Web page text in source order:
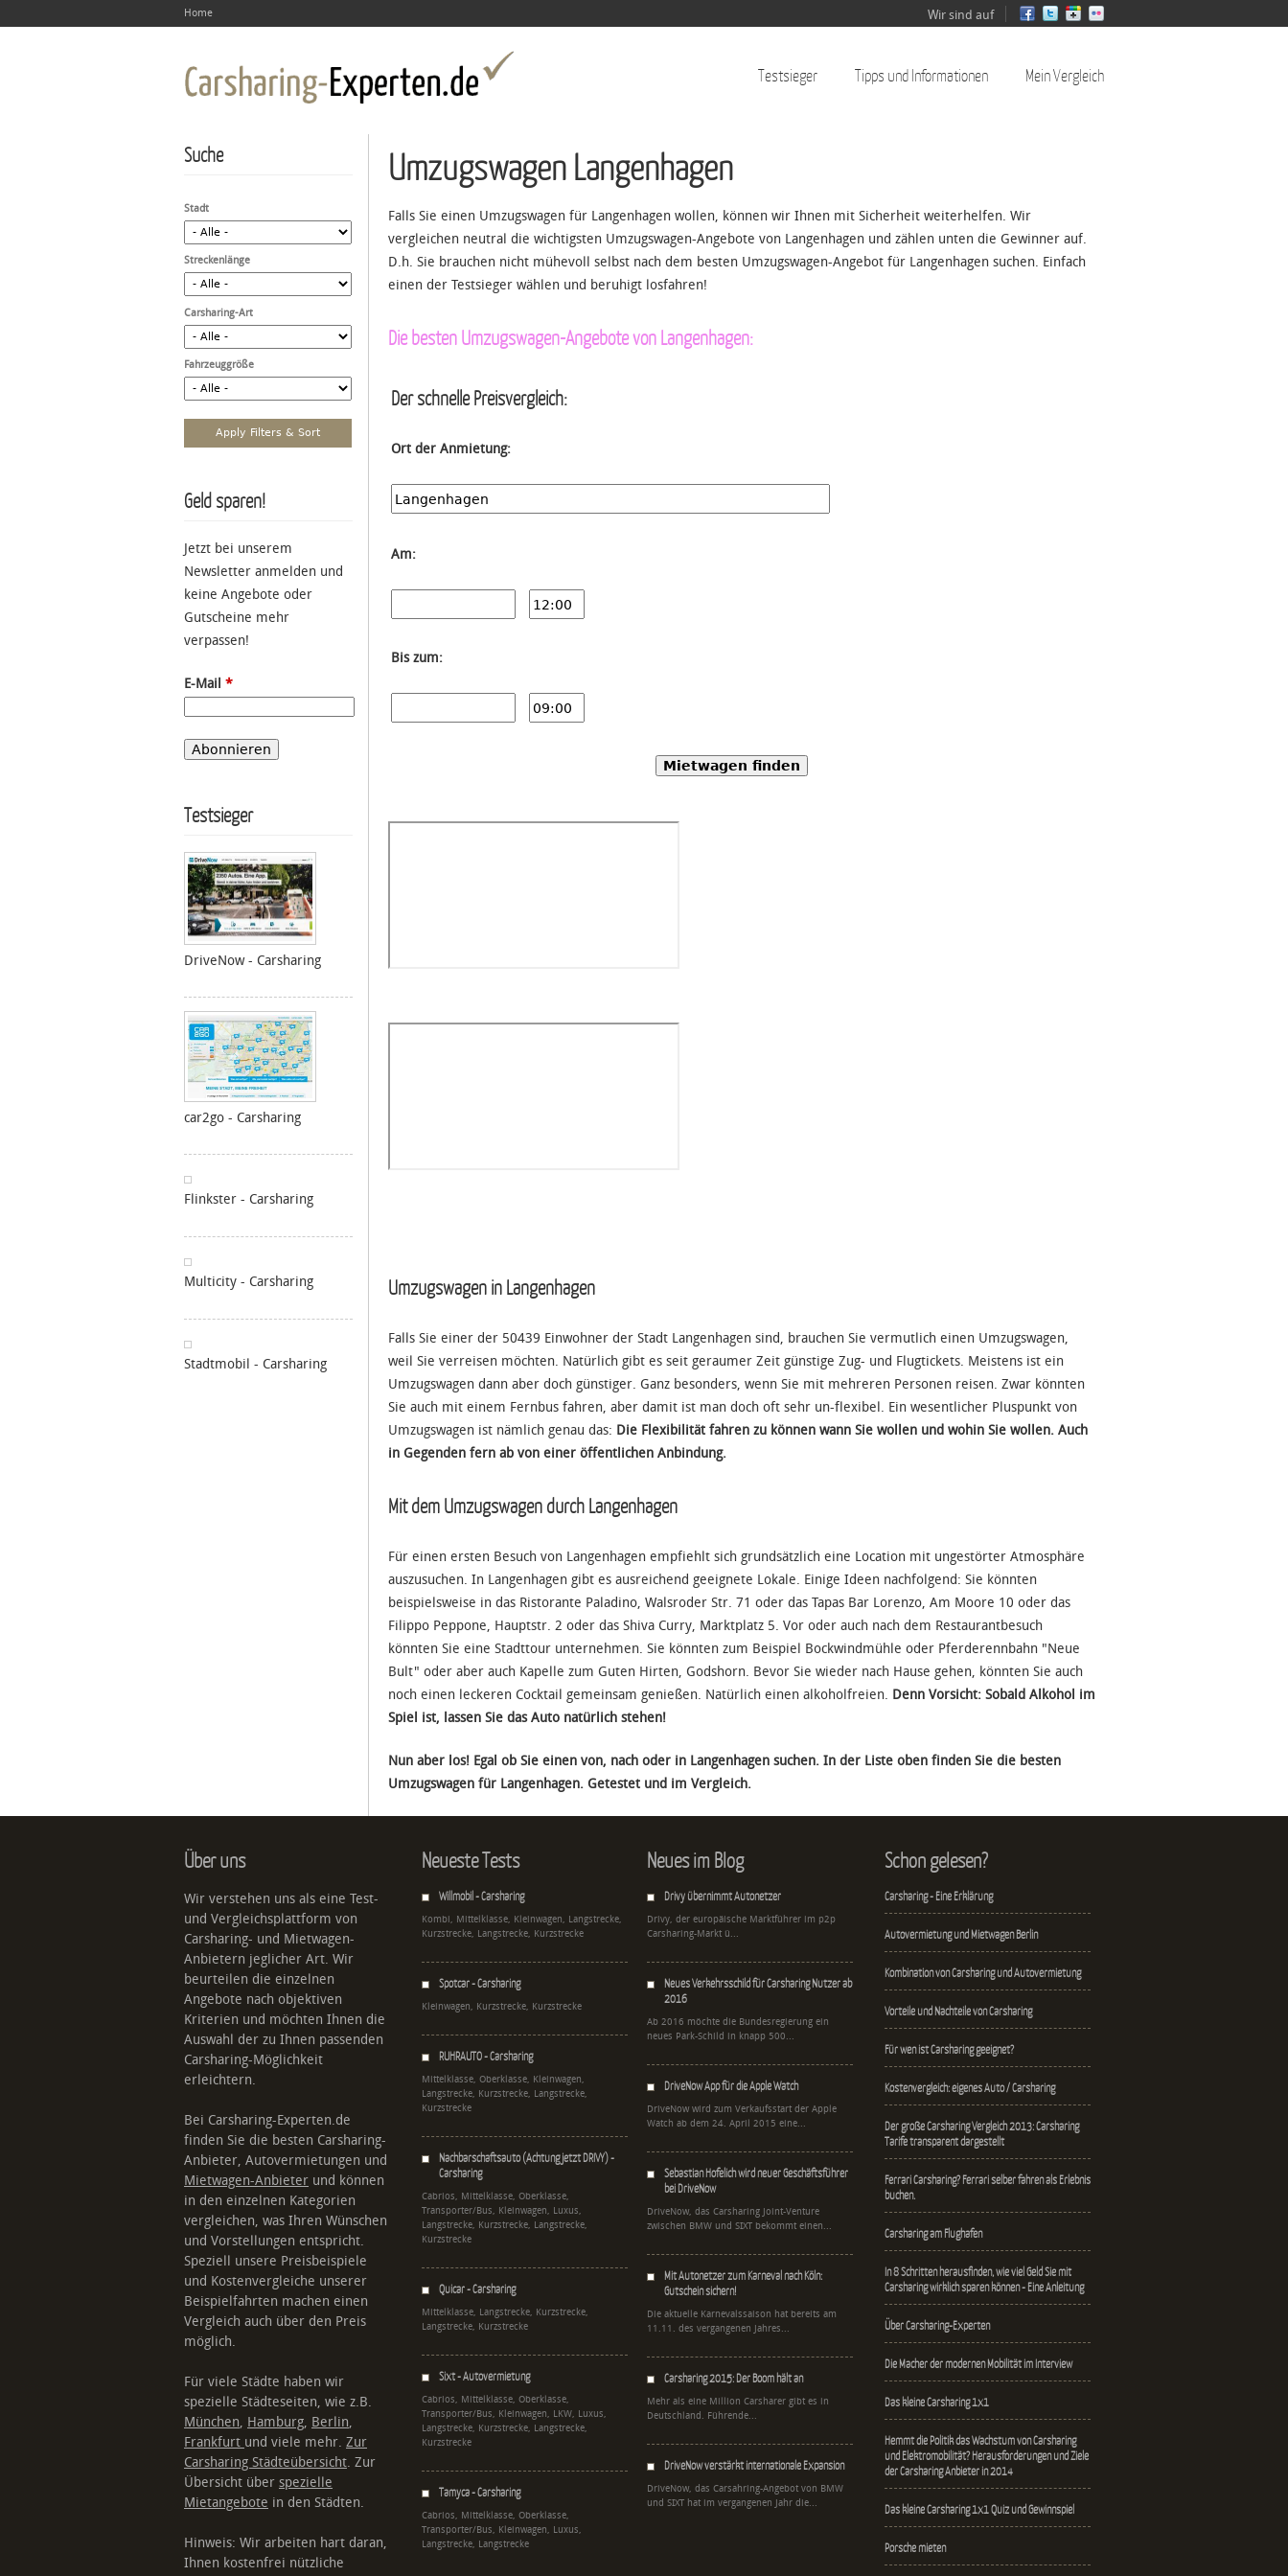
Home Wir sind auf
Testsieger Tipps und Informationen Mein Vergleich
Umzugswagen Langenhagen
Falls Sie einen Umzugswagen für Langenhagen wollen, können wir Ihnen mit Sicherheit weiterhelfen. Wir
vergleichen neutral die wichtigsten Umzugswagen-Angebote von Langenhagen und zählen unten die Gewinner auf.
D.h. Sie brauchen nicht mühevoll selbst nach dem besten Umzugswagen-Angebot für Langenhagen suchen. Einfach
einen der Testsieger wählen und beruhigt losfahren!
Die besten Umzugswagen-Angebote von Langenhagen:
Der schnelle Preisvergleich:
Ort der Anmietung:
Am:
Bis zum:
Mietwagen finden
Umzugswagen in Langenhagen
Falls Sie einer der 50439 Einwohner der Stadt Langenhagen sind, brauchen Sie vermutlich einen Umzugswagen,
weil Sie verreisen möchten. Natürlich gibt es seit geraumer Zeit günstige Zug- und Flugtickets. Meistens ist ein
Umzugswagen dann aber doch günstiger. Ganz besonders, wenn Sie mit mehreren Personen reisen. Zwar könnten
Sie auch mit einem Fernbus fahren, aber damit ist man doch oft sehr un-flexibel. Ein wesentlicher Pluspunkt von
Umzugswagen ist nämlich genau das: Die Flexibilität fahren zu können wann Sie wollen und wohin Sie wollen. Auch
in Gegenden fern ab von einer öffentlichen Anbindung.
Mit dem Umzugswagen durch Langenhagen
Für einen ersten Besuch von Langenhagen empfiehlt sich grundsätzlich eine Location mit ungestörter Atmosphäre
auszusuchen. In Langenhagen gibt es ausreichend geeignete Lokale. Einige Ideen nachfolgend: Sie könnten
beispielsweise in das Ristorante Paladino, Walsroder Str. 71 oder das Tapas Bar Lorenzo, Am Moore 10 oder das
Filippo Peppone, Hauptstr. 2 oder das Shiva Curry, Marktplatz 5. Vor oder auch nach dem Restaurantbesuch
könnten Sie eine Stadttour unternehmen. Sie könnten zum Beispiel Bockwindmühle oder Pferderennbahn "Neue
Bult" oder aber auch Kapelle zum Guten Hirten, Godshorn. Bevor Sie wieder nach Hause gehen, könnten Sie auch
noch einen leckeren Cocktail gemeinsam genießen. Natürlich einen alkoholfreien. Denn Vorsicht: Sobald Alkohol im
Spiel ist, lassen Sie das Auto natürlich stehen!
Nun aber los! Egal ob Sie einen von, nach oder in Langenhagen suchen. In der Liste oben finden Sie die besten
Umzugswagen für Langenhagen. Getestet und im Vergleich.
Suche
Stadt
Streckenlänge
Carsharing-Art
Fahrzeuggröße
Geld sparen!
Jetzt bei unserem
Newsletter anmelden und
keine Angebote oder
Gutscheine mehr
verpassen!
E-Mail *
Testsieger
DriveNow - Carsharing
car2go - Carsharing
Flinkster - Carsharing
Multicity - Carsharing
Stadtmobil - Carsharing
Über uns
Wir verstehen uns als eine Test-
und Vergleichsplattform von
Carsharing- und Mietwagen-
Anbietern jeglicher Art. Wir
beurteilen die einzelnen
Angebote nach objektiven
Kriterien und möchten Ihnen die
Auswahl der zu Ihnen passenden
Carsharing-Möglichkeit
erleichtern.
Bei Carsharing-Experten.de
finden Sie die besten Carsharing-
Anbieter, Autovermietungen und
Mietwagen-Anbieter und können
in den einzelnen Kategorien
vergleichen, was Ihren Wünschen
und Vorstellungen entspricht.
Speziell unsere Preisbeispiele
und Kostenvergleiche unserer
Beispielfahrten machen einen
Vergleich auch über den Preis
möglich.
Für viele Städte haben wir
spezielle Städteseiten, wie z.B.
München, Hamburg, Berlin,
Frankfurt und viele mehr. Zur
Carsharing Städteübersicht. Zur
Übersicht über spezielle
Mietangebote in den Städten.
Hinweis: Wir arbeiten hart daran,
Ihnen kostenfrei nützliche
Neueste Tests
Willmobil - Carsharing
Kombi, Mittelklasse, Kleinwagen, Langstrecke,
Kurzstrecke, Langstrecke, Kurzstrecke
Spotcar - Carsharing
Kleinwagen, Kurzstrecke, Kurzstrecke
RUHRAUTO - Carsharing
Mittelklasse, Oberklasse, Kleinwagen,
Langstrecke, Kurzstrecke, Langstrecke,
Kurzstrecke
Nachbarschaftsauto (Achtung jetzt DRIVY) -
Carsharing
Cabrios, Mittelklasse, Oberklasse,
Transporter/Bus, Kleinwagen, Luxus,
Langstrecke, Kurzstrecke, Langstrecke,
Kurzstrecke
Quicar - Carsharing
Mittelklasse, Langstrecke, Kurzstrecke,
Langstrecke, Kurzstrecke
Sixt - Autovermietung
Cabrios, Mittelklasse, Oberklasse,
Transporter/Bus, Kleinwagen, LKW, Luxus,
Langstrecke, Kurzstrecke, Langstrecke,
Kurzstrecke
Tamyca - Carsharing
Cabrios, Mittelklasse, Oberklasse,
Transporter/Bus, Kleinwagen, Luxus,
Langstrecke, Langstrecke
Neues im Blog
Drivy übernimmt Autonetzer
Drivy, der europäische Marktführer im p2p
Carsharing-Markt ü...
Neues Verkehrsschild für Carsharing Nutzer ab
2016
Ab 2016 möchte die Bundesregierung ein
neues Park-Schild in knapp 500...
DriveNow App für die Apple Watch
DriveNow wird zum Verkaufsstart der Apple
Watch ab dem 24. April 2015 eine...
Sebastian Hofelich wird neuer Geschäftsführer
bei DriveNow
DriveNow, das Carsharing Joint-Venture
zwischen BMW und SIXT bekommt einen...
Mit Autonetzer zum Karneval nach Köln:
Gutschein sichern!
Die aktuelle Karnevalssaison hat bereits am
11.11. des vergangenen Jahres...
Carsharing 2015: Der Boom hält an
Mehr als eine Million Carsharer gibt es in
Deutschland. Führende...
DriveNow verstärkt internationale Expansion
DriveNow, das Carsahring-Angebot von BMW
und SIXT hat im vergangenen Jahr die...
Schon gelesen?
Carsharing - Eine Erklärung
Autovermietung und Mietwagen Berlin
Kombination von Carsharing und Autovermietung
Vorteile und Nachteile von Carsharing
Für wen ist Carsharing geeignet?
Kostenvergleich: eigenes Auto / Carsharing
Der große Carsharing Vergleich 2013: Carsharing
Tarife transparent dargestellt
Ferrari Carsharing? Ferrari selber fahren als Erlebnis
buchen.
Carsharing am Flughafen
In 8 Schritten herausfinden, wie viel Geld Sie mit
Carsharing wirklich sparen können - Eine Anleitung
Über Carsharing-Experten
Die Macher der modernen Mobilität im Interview
Das kleine Carsharing 1x1
Hemmt die Politik das Wachstum von Carsharing
und Elektromobilität? Herausforderungen und Ziele
der Carsharing Anbieter in 2014
Das kleine Carsharing 1x1 Quiz und Gewinnspiel
Porsche mieten